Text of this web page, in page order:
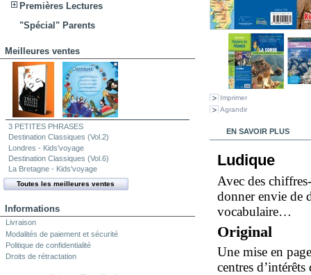
Premières Lectures
"Spécial" Parents
Meilleures ventes
3 PETITES PHRASES
Destination Classiques (Vol.2)
Londres - Kids'voyage
Destination Classiques (Vol.6)
La Bretagne - Kids'voyage
Toutes les meilleures ventes
Informations
Livraison
Modalités de paiement et sécurité
Politique de confidentialité
Droits de rétractation
Imprimer
Agrandir
EN SAVOIR PLUS
Ludique
Avec des
donner envie de
vocabulaire…
Original
Une mise en
centres